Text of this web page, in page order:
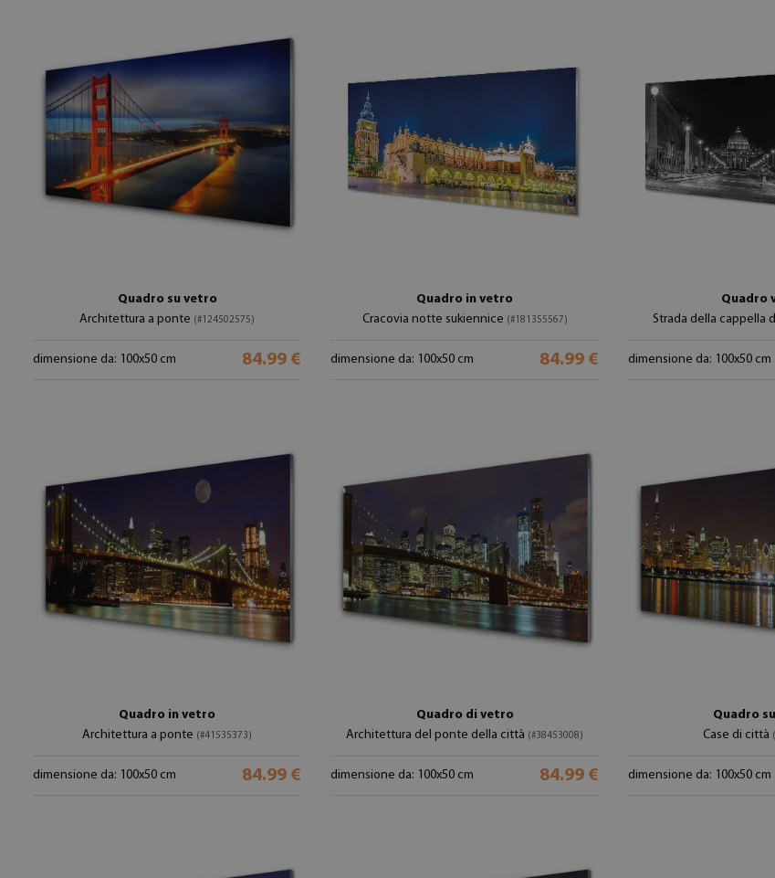
Quadro su vetro
Architettura a ponte (#124502575)
dimensione da: 100x50 cm 84.99 €
Quadro in vetro
Cracovia notte sukiennice (#181355567)
dimensione da: 100x50 cm 84.99 €
Quadro
Strada della cappella
dimensione da: 100x50 cm
Quadro in vetro
Architettura a ponte (#41535373)
dimensione da: 100x50 cm 84.99 €
Quadro di vetro
Architettura del ponte della città (#38453008)
dimensione da: 100x50 cm 84.99 €
Quadro
Case di città
dimensione da: 100x50 cm